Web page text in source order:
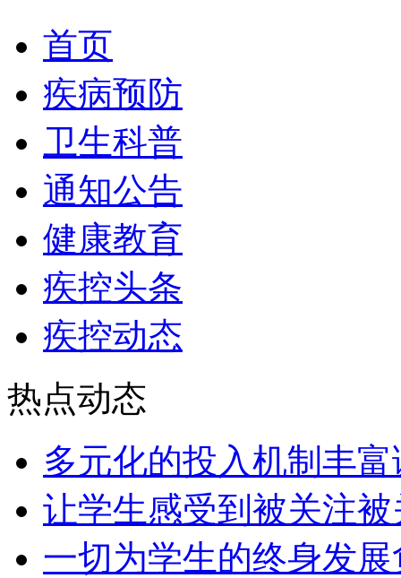
首页
疾病预防
卫生科普
通知公告
健康教育
疾控头条
疾控动态
热点动态
多元化的投入机制丰富
让学生感受到被关注被
一切为学生的终身发展